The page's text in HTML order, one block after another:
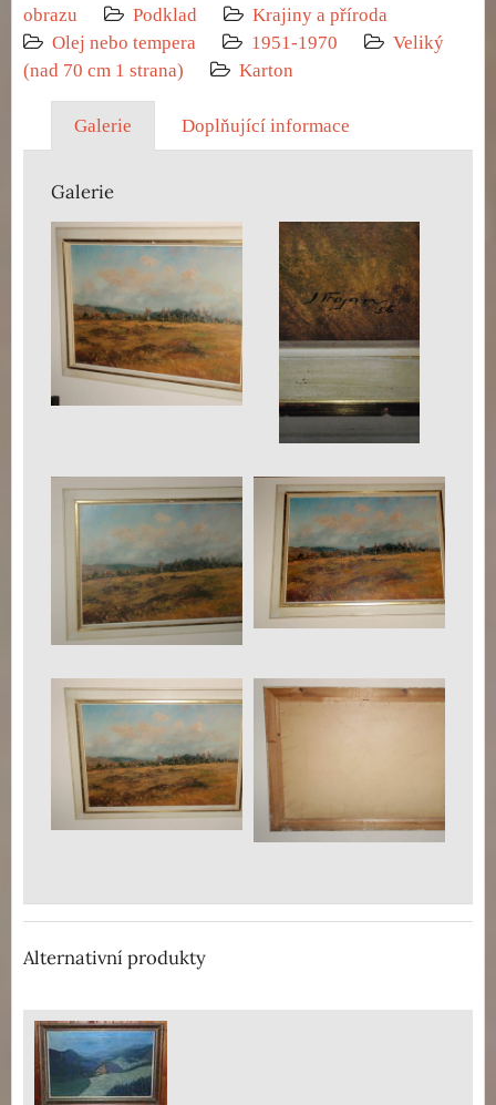
obrazu
Podklad
Krajiny a příroda
Olej nebo tempera
1951-1970
Veliký
(nad 70 cm 1 strana)
Karton
Galerie Doplňující informace
Galerie
Alternativní produkty